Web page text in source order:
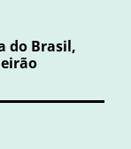
do Brasil,